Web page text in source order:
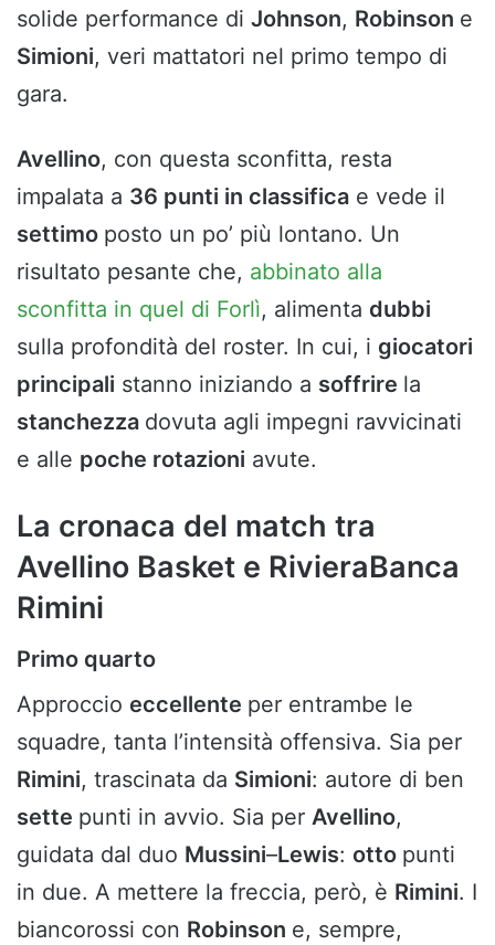
solide performance di Johnson, Robinson e
Simioni, veri mattatori nel primo tempo di
gara.
Avellino, con questa sconfitta, resta
impalata a 36 punti in classifica e vede il
settimo posto un po’ più lontano. Un
risultato pesante che, abbinato alla
sconfitta in quel di Forlì, alimenta dubbi
sulla profondità del roster. In cui, i giocatori
principali stanno iniziando a soffrire la
stanchezza dovuta agli impegni ravvicinati
e alle poche rotazioni avute.
La cronaca del match tra
Avellino Basket e RivieraBanca
Rimini
Primo quarto
Approccio eccellente per entrambe le
squadre, tanta l’intensità offensiva. Sia per
Rimini, trascinata da Simioni: autore di ben
sette punti in avvio. Sia per Avellino,
guidata dal duo Mussini–Lewis: otto punti
in due. A mettere la freccia, però, è Rimini. I
biancorossi con Robinson e, sempre,